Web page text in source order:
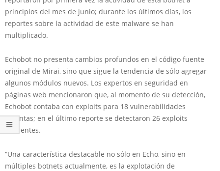
principios del mes de junio; durante los últimos días, los
reportes sobre la actividad de este malware se han
multiplicado.
Echobot no presenta cambios profundos en el código fuente
original de Mirai, sino que sigue la tendencia de sólo agregar
algunos módulos nuevos. Los expertos en seguridad en
páginas web mencionaron que, al momento de su detección,
Echobot contaba con exploits para 18 vulnerabilidades
distintas; en el último reporte se detectaron 26 exploits
diferentes.
“Una característica destacable no sólo en Echo, sino en
múltiples botnets actualmente, es la explotación de